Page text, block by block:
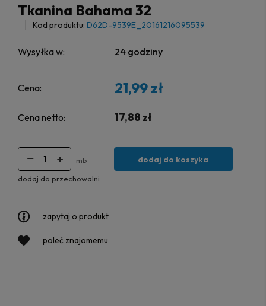
Tkanina Bahama 32
Kod produktu: D62D-9539E_20161216095539
Wysyłka w: 24 godziny
Cena: 21,99 zł
Cena netto: 17,88 zł
mb dodaj do koszyka
dodaj do przechowalni
zapytaj o produkt
poleć znajomemu